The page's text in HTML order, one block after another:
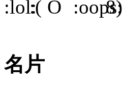
名片